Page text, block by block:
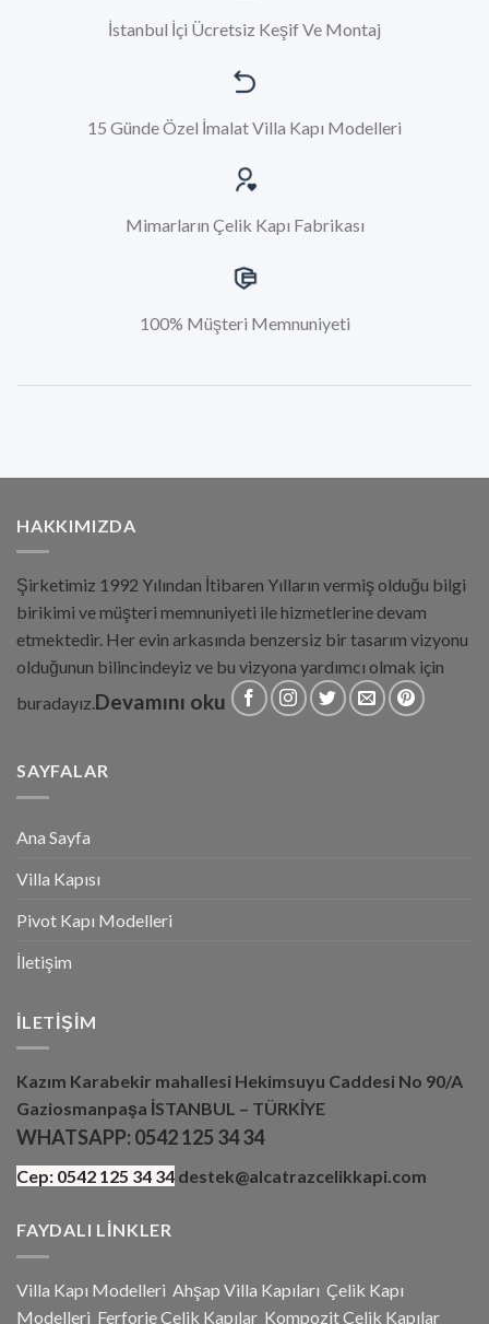
İstanbul İçi Ücretsiz Keşif Ve Montaj
15 Günde Özel İmalat Villa Kapı Modelleri
Mimarların Çelik Kapı Fabrikası
100% Müşteri Memnuniyeti
HAKKIMIZDA
Şirketimiz 1992 Yılından İtibaren Yılların vermiş olduğu bilgi
birikimi ve müşteri memnuniyeti ile hizmetlerine devam
etmektedir. Her evin arkasında benzersiz bir tasarım vizyonu
olduğunun bilincindeyiz ve bu vizyona yardımcı olmak için
buradayız.Devamını oku
SAYFALAR
Ana Sayfa
Villa Kapısı
Pivot Kapı Modelleri
İletişim
İLETIŞIM
Kazım Karabekir mahallesi Hekimsuyu Caddesi No 90/A
Gaziosmanpaşa İSTANBUL – TÜRKİYE
WHATSAPP: 0542 125 34 34
Cep: 0542 125 34 34 destek@alcatrazcelikkapi.com
FAYDALI LINKLER
Villa Kapı Modelleri Ahşap Villa Kapıları Çelik Kapı
Modelleri Ferforje Çelik Kapılar Kompozit Çelik Kapılar